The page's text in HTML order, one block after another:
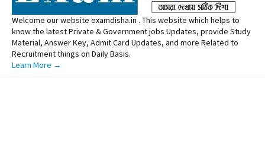
Welcome our website examdisha.in . This website which helps to
know the latest Private & Government jobs Updates, provide Study
Material, Answer Key, Admit Card Updates, and more Related to
Recruitment things on Daily Basis.
Learn More →